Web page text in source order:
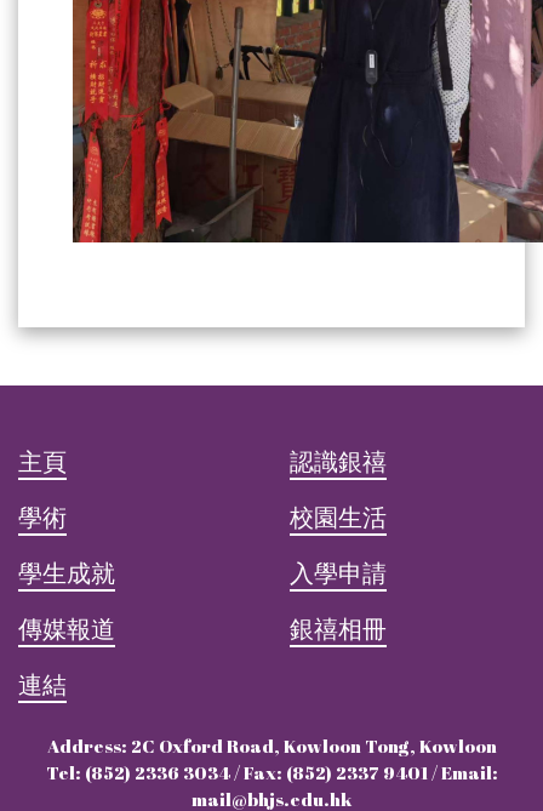
主頁
認識銀禧
學術
校園生活
學生成就
入學申請
傳媒報道
銀禧相冊
連結
Address: 2C Oxford Road, Kowloon Tong, Kowloon
Tel: (852) 2336 3034 / Fax: (852) 2337 9401 / Email:
mail@bhjs.edu.hk